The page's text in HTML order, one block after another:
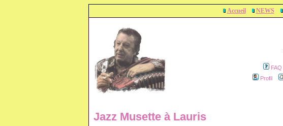
Accueil NEWS
FAQ
Profil
Jazz Musette à Lauris